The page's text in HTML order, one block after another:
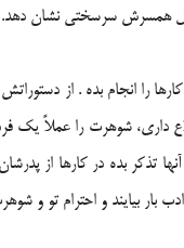
همسرش سرسختي نشان دهد.
را انجام بده . از
داري، شوهرت را عملاً يک
تذکر بده در کارها از
بار بيايند و احترام تو و